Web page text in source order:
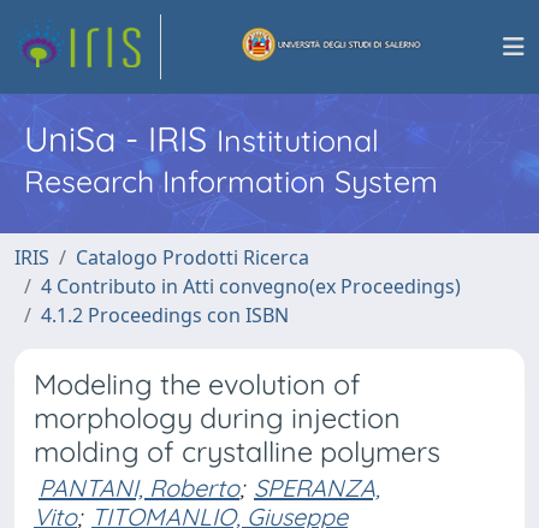
UniSa - IRISInstitutional
Research Information System
IRIS
Catalogo Prodotti Ricerca
4 Contributo in Atti convegno(ex Proceedings)
4.1.2 Proceedings con ISBN
Modeling the evolution of
morphology during injection
molding of crystalline polymers
PANTANI, Roberto; SPERANZA,
Vito; TITOMANLIO, Giuseppe